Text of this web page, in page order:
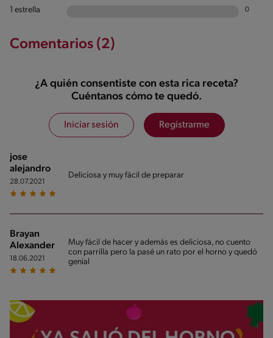
1 estrella 0
Comentarios (2)
¿A quién consentiste con esta rica receta?
Cuéntanos cómo te quedó.
Iniciar sesión Registrarme
jose
alejandro
28.07.2021
Deliciosa y muy fácil de preparar
Brayan
Alexander
18.06.2021
Muy fácil de hacer y además es deliciosa, no cuento
con parrilla pero la pasé un rato por el horno y quedó
genial